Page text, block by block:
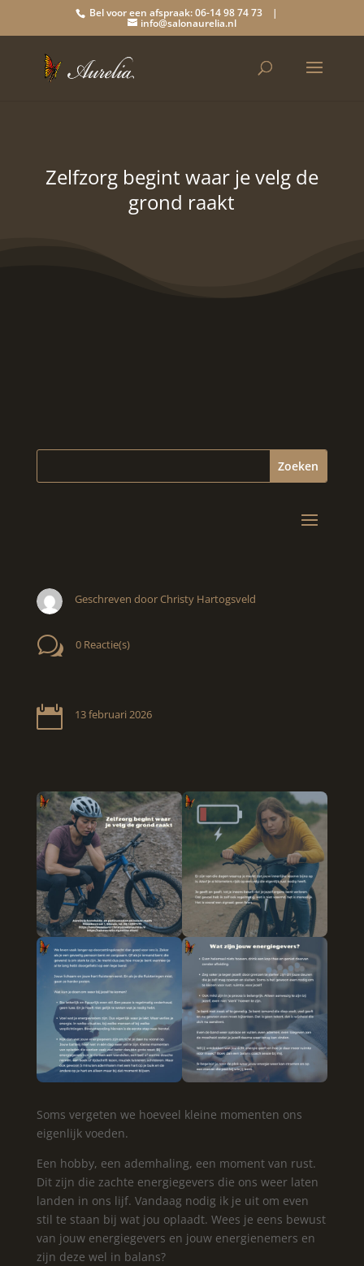
Bel voor een afspraak: 06-14 98 74 73 |
info@salonaurelia.nl
Zelfzorg begint waar je velg de
grond raakt
Geschreven door Christy Hartogsveld
w 0 Reactie(s)
 13 februari 2026
Soms vergeten we hoeveel kleine momenten ons
eigenlijk voeden.
Een hobby, een ademhaling, een moment van rust.
Dit zijn die zachte energiegevers die ons weer laten
landen in ons lijf. Vandaag nodig ik je uit om even
stil te staan bij wat jou oplaadt. Wees je eens bewust
van jouw energiegevers en jouw energienemers en
zijn deze wel in balans?